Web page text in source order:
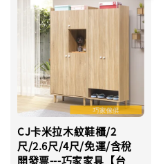
CJ卡米拉木紋鞋櫃/2
尺/2.6尺/4尺/免運/含稅
開發票---巧家家具【台